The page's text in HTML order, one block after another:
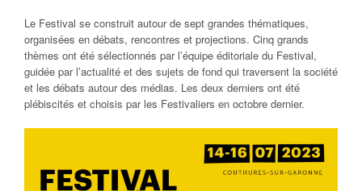
Le Festival se construit autour de sept grandes thématiques,
organisées en débats, rencontres et projections. Cinq grands
thèmes ont été sélectionnés par l’équipe éditoriale du Festival,
guidée par l’actualité et des sujets de fond qui traversent la société
et les débats autour des médias. Les deux derniers ont été
plébiscités et choisis par les Festivaliers en octobre dernier.